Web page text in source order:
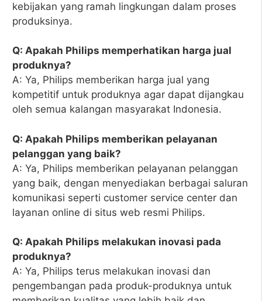
kebijakan yang ramah lingkungan dalam proses
produksinya.
Q: Apakah Philips memperhatikan harga jual
produknya?
A: Ya, Philips memberikan harga jual yang
kompetitif untuk produknya agar dapat dijangkau
oleh semua kalangan masyarakat Indonesia.
Q: Apakah Philips memberikan pelayanan
pelanggan yang baik?
A: Ya, Philips memberikan pelayanan pelanggan
yang baik, dengan menyediakan berbagai saluran
komunikasi seperti customer service center dan
layanan online di situs web resmi Philips.
Q: Apakah Philips melakukan inovasi pada
produknya?
A: Ya, Philips terus melakukan inovasi dan
pengembangan pada produk-produknya untuk